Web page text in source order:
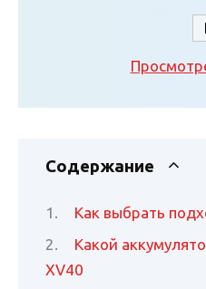
Содержание
Как выбрать
Какой
XV40